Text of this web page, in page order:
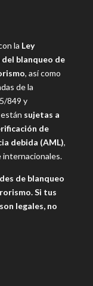
la Ley
del blanqueo de
, así como
de la
849 y
sujetas a
de
debida (AML),
internacionales.
de blanqueo
Si tus
legales, no